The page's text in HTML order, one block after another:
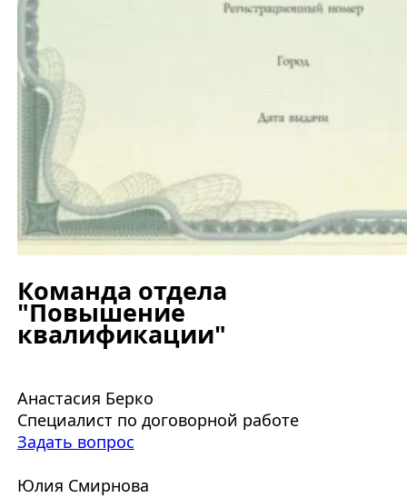
Команда отдела
"Повышение
квалификации"
Анастасия Берко
Специалист по договорной работе
Задать вопрос
Юлия Смирнова